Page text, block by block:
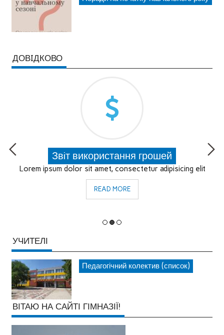
ДОВIДКОВО
Правила поведiнки учнiв
Lorem ipsum dolor sit amet, consectetur adipisicing elit.
READ MORE
УЧИТЕЛІ
Педагогічний колектив (список)
ВІТАЮ НА САЙТІ ГІМНАЗІЇ!